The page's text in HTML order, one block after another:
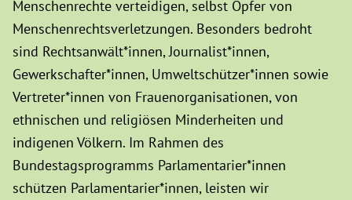
Menschenrechte verteidigen, selbst Opfer von
Menschenrechtsverletzungen. Besonders bedroht
sind Rechtsanwält*innen, Journalist*innen,
Gewerkschafter*innen, Umweltschützer*innen sowie
Vertreter*innen von Frauenorganisationen, von
ethnischen und religiösen Minderheiten und
indigenen Völkern. Im Rahmen des
Bundestagsprogramms Parlamentarier*innen
schützen Parlamentarier*innen, leisten wir